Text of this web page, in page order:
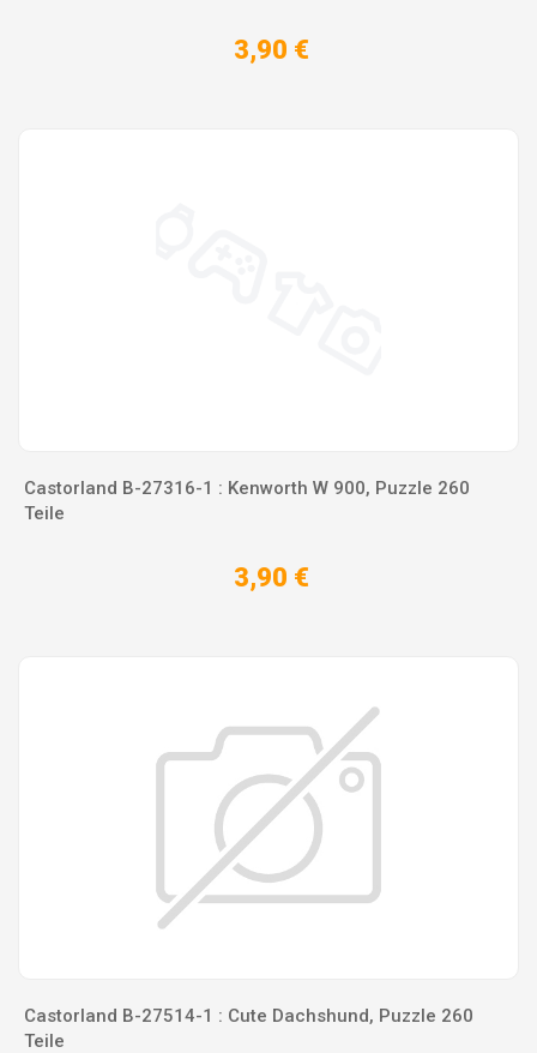
3,90 €
Castorland B-27316-1 : Kenworth W 900, Puzzle 260
Teile
3,90 €
Castorland B-27514-1 : Cute Dachshund, Puzzle 260
Teile